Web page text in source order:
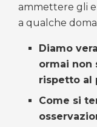
ammettere gli
a qualche
Diamo
ormai non
rispetto al
Come si